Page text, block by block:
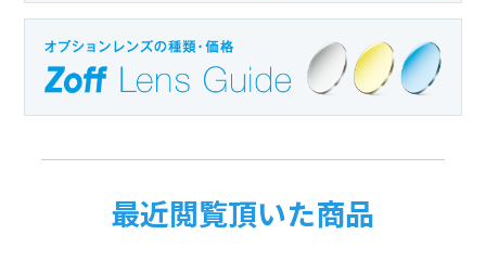
コンビネーションフレーム
(プラスチックとメタル)
その他
□ -
最近閲覧頂いた商品